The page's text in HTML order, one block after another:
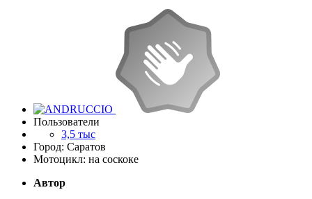
Пользователи
3,5 тыс
Город: Саратов
Мотоцикл: на соскоке
Автор